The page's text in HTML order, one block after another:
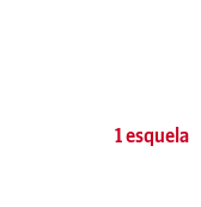
1 esquela